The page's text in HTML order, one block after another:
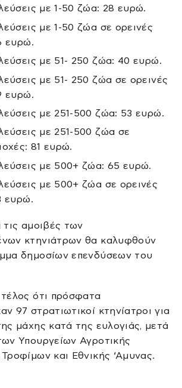
με 1-50 ζώα: 28 ευρώ.
με 1-50 ζώα σε ορεινές
ευρώ.
με 51- 250 ζώα: 40 ευρώ.
με 51- 250 ζώα σε ορεινές
ευρώ.
με 251-500 ζώα: 53 ευρώ.
με 251-500 ζώα σε
81 ευρώ.
με 500+ ζώα: 65 ευρώ.
με 500+ ζώα σε ορεινές
ευρώ.
τις αμοιβές των
κτηνιάτρων θα καλυφθούν
δημοσίων επενδύσεων του
τέλος ότι πρόσφατα
97 στρατιωτικοί κτηνίατροι για
μάχης κατά της ευλογιάς, μετά
Υπουργείων Αγροτικής
και Εθνικής ‘Αμυνας.